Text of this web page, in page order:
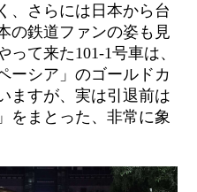
、さらには日本から台
の鉄道ファンの姿も見
って来た101-1号車は、
ーシア」のゴールドカ
ますが、実は引退前は
をまとった、非常に象